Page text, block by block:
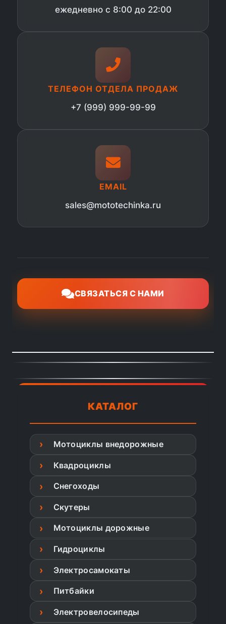
ежедневно с 8:00 до 22:00
ТЕЛЕФОН ОТДЕЛА ПРОДАЖ
+7 (999) 999-99-99
EMAIL
sales@mototechinka.ru
СВЯЗАТЬСЯ С НАМИ
КАТАЛОГ
Мотоциклы внедорожные
Квадроциклы
Снегоходы
Скутеры
Мотоциклы дорожные
Гидроциклы
Электросамокаты
Питбайки
Электровелосипеды